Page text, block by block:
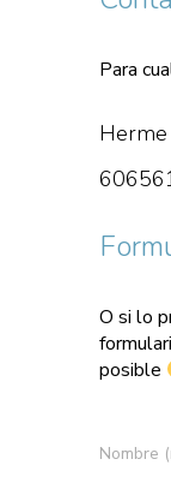
Para
O si lo
posible
Nombre